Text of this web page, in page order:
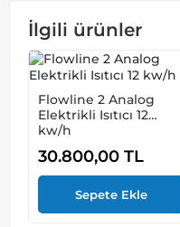
İlgili ürünler
Flowline 2 Analog
Elektrikli Isıtıcı 12
kw/h
30.800,00 TL